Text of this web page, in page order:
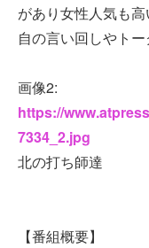
があり女性人気も
自の言い回しやトー
画像2:
https://
7334_2.jpg
北の打ち師達
【番組概要】